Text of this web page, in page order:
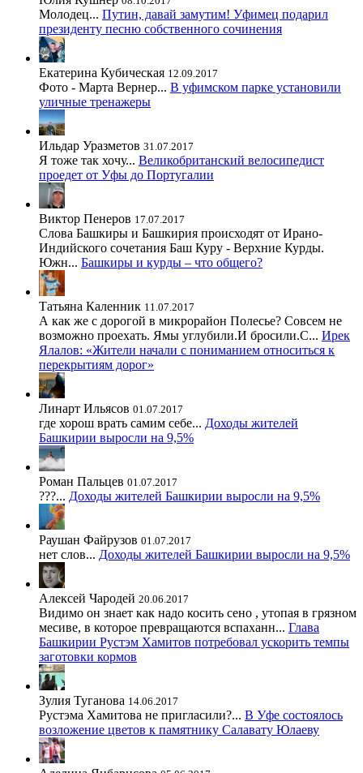
Молодец... Путин, давай замутим! Уфимец подарил
президенту песню собственного сочинения
Екатерина Кубическая 12.09.2017
Фото - Марта Вернер... В уфимском парке установили
уличные тренажеры
Ильдар Уразметов 31.07.2017
Я тоже так хочу... Великобританский велосипедист
проедет от Уфы до Португалии
Виктор Пенеров 17.07.2017
Слова Башкиры и Башкирия происходят от Ирано-
Индийского сочетания Баш Куру - Верхние Курды.
Южн... Башкиры и курды – что общего?
Татьяна Каленник 11.07.2017
А как же с дорогой в микрорайон Полесье? Совсем не
возможно проехать. Ямы углубили.И бросили.С... Ирек
Ялалов: «Жители начали с пониманием относиться к
перекрытиям дорог»
Линарт Ильясов 01.07.2017
где хорош врать самим себе... Доходы жителей
Башкирии выросли на 9,5%
Роман Пальцев 01.07.2017
???... Доходы жителей Башкирии выросли на 9,5%
Раушан Файрузов 01.07.2017
нет слов... Доходы жителей Башкирии выросли на 9,5%
Алексей Чародей 20.06.2017
Видимо он знает как надо косить сено , утопая в грязном
месиве, в которое превращаются вспаханн... Глава
Башкирии Рустэм Хамитов потребовал ускорить темпы
заготовки кормов
Зулия Туганова 14.06.2017
Рустэма Хамитова не пригласили?... В Уфе состоялось
возложение цветов к памятнику Салавату Юлаеву